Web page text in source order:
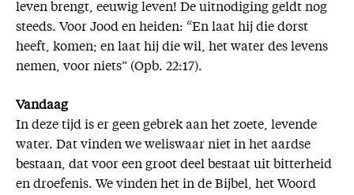
leven brengt, eeuwig leven! De uitnodiging geldt nog
steeds. Voor Jood en heiden: “En laat hij die dorst
heeft, komen; en laat hij die wil, het water des levens
nemen, voor niets” (Opb. 22:17).
Vandaag
In deze tijd is er geen gebrek aan het zoete, levende
water. Dat vinden we weliswaar niet in het aardse
bestaan, dat voor een groot deel bestaat uit bitterheid
en droefenis. We vinden het in de Bijbel, het Woord